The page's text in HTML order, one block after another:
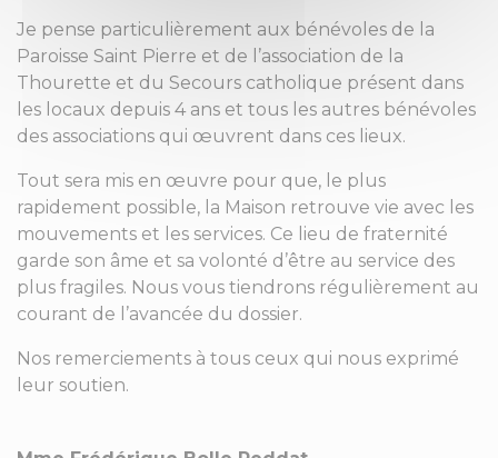
Je pense particulièrement aux bénévoles de la
Paroisse Saint Pierre et de l’association de la
Thourette et du Secours catholique présent dans
les locaux depuis 4 ans et tous les autres bénévoles
des associations qui œuvrent dans ces lieux.
Tout sera mis en œuvre pour que, le plus
rapidement possible, la Maison retrouve vie avec les
mouvements et les services. Ce lieu de fraternité
garde son âme et sa volonté d’être au service des
plus fragiles. Nous vous tiendrons régulièrement au
courant de l’avancée du dossier.
Nos remerciements à tous ceux qui nous exprimé
leur soutien.